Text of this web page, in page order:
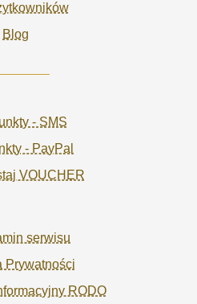
Blog
- SMS
- PayPal
VOUCHER
serwisu
Prywatności
RODO